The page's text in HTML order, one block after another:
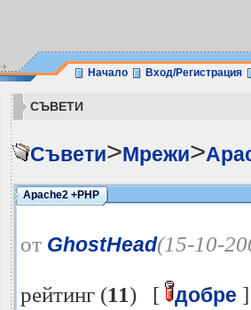
Начало Вход/Регистрация
СЪВЕТИ
Съвети>Мрежи>
Apache2 +PHP
от GhostHead(15-10-
рейтинг (11) [ добре